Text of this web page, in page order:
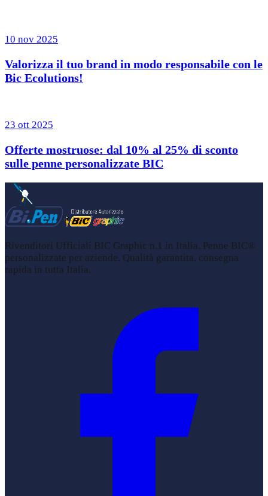
10 nov 2025
Valorizza il tuo brand in modo responsabile con le
Bic Ecolutions!
23 ott 2025
Offerte mostruose: dal 10% al 25% di sconto
sulle penne personalizzate BIC
Rivenditori Ufficiali BIC Graphic n.1 in Italia. Penne BIC®
personalizzate per aziende. Qualità garantita, consegna
rapida in tutta Italia.